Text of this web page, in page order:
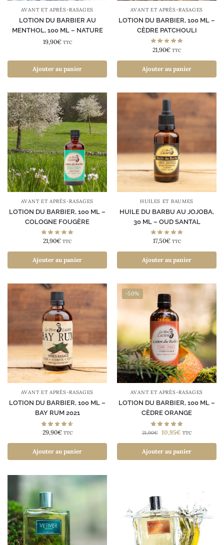
AVANT ET APRÈS-RASAGES
LOTION DU BARBIER AU
MENTHOL, 100 ML – NATURE
19,90€ TTC
Ajouter au panier
AVANT ET APRÈS-RASAGES
LOTION DU BARBIER, 100 ML –
CÈDRE PATCHOULI
21,90€ TTC
Ajouter au panier
AVANT ET APRÈS-RASAGES
LOTION DU BARBIER, 100 ML –
COLOGNE FOUGÈRE
21,90€ TTC
Ajouter au panier
HUILES ET BAUMES
HUILE DU BARBU AU JOJOBA,
30 ML – OUD SANTAL
17,50€ TTC
Ajouter au panier
AVANT ET APRÈS-RASAGES
LOTION DU BARBIER, 100 ML –
BAY RUM 2021
29,90€ TTC
Ajouter au panier
-50%
AVANT ET APRÈS-RASAGES
LOTION DU BARBIER, 100 ML –
CÈDRE ORANGE
21,90€ 10,95€ TTC
Ajouter au panier